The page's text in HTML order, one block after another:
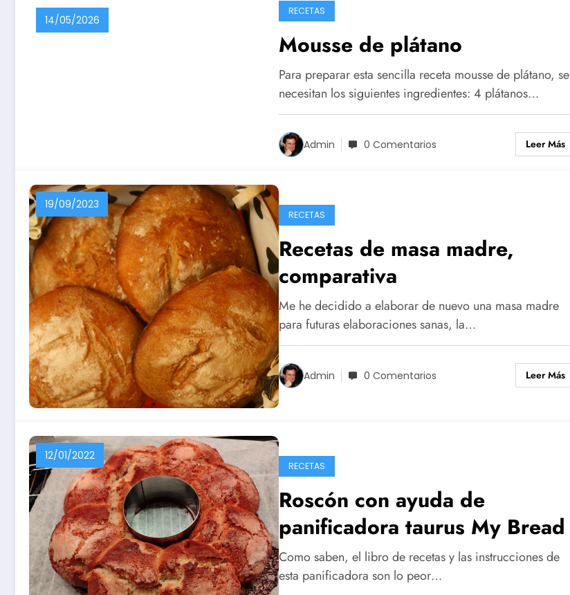
14/05/2026
RECETAS
Mousse de plátano
Para preparar esta sencilla receta mousse de plátano, se
necesitan los siguientes ingredientes: 4 plátanos…
Admin 0 Comentarios Leer Más
19/09/2023
RECETAS
Recetas de masa madre,
comparativa
Me he decidido a elaborar de nuevo una masa madre
para futuras elaboraciones sanas, la…
Admin 0 Comentarios Leer Más
12/01/2022
RECETAS
Roscón con ayuda de
panificadora taurus My Bread
Como saben, el libro de recetas y las instrucciones de
esta panificadora son lo peor…